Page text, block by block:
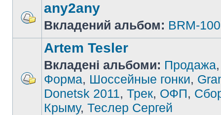
any2any
Вкладений альбом: BRM-
Artem Tesler
Вкладені альбоми: Продажа
Форма, Шоссейные гонки,
Donetsk 2011, Трек, ОФП,
Крыму, Теслер Сергей